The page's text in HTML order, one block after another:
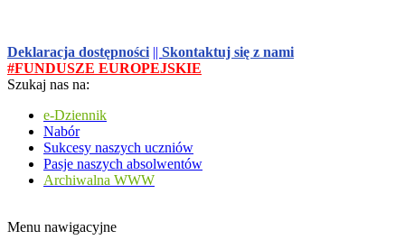
Deklaracja dostępności || Skontaktuj się z nami
#FUNDUSZE EUROPEJSKIE
Szukaj nas na:
e-Dziennik
Nabór
Sukcesy naszych uczniów
Pasje naszych absolwentów
Archiwalna WWW
Menu nawigacyjne